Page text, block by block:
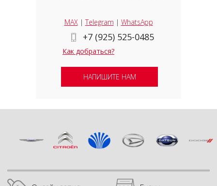
MAX|Telegram | WhatsApp
+7 (925) 525-0485
Как добраться?
НАПИШИТЕ НАМ